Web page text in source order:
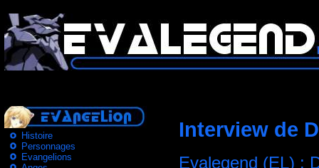
Histoire
Personnages
Evangelions
Interview de
Evalegend (EL) :